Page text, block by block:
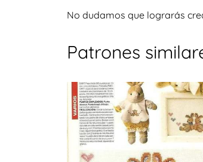
No dudamos que lograrás
Patrones